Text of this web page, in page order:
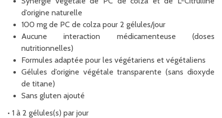
d’origine naturelle
100 mg de PC de colza pour 2 gélules/jour
Aucune interaction médicamenteuse (doses
nutritionnelles)
Formules adaptée pour les végétariens et végétaliens
Gélules d’origine végétale transparente (sans dioxyde
de titane)
Sans gluten ajouté
• 1 à 2 gélules(s) par jour